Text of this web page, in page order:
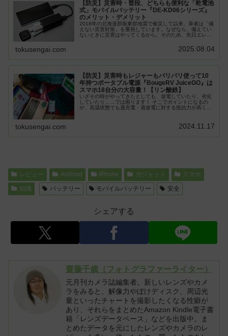
【防災】災害時・普段、どちらも便利な「乾電池
式」モバイルバッテリー『DE-KD06シリーズ』
のメリット・デメリット
2018年の北海道胆振東部地震で被災して以来、筆者は「備
えない災害対策」を重視しています。なぜなら、備えてい
ないときに災害はやってくるから。そのため、先日エレコ
tokusengai.com 2025.08.04
【防災】災害時もレジャーもバリバリ使って10
年持つポータブル電源『BougeRV JuiceGO』は
スマホ18台分の大容量！【リン酸鉄】
いざその時がやってきたとしても、放電していたり、劣化
していたり……では困ります！ そこでポイントになるの
が、高温状態でも過充電・過放電に対する抵抗力が高く、
tokusengai.com 2024.11.17
レビュー Android iPhone ガジェット
スマホ
知識
バッテリー モバイルバッテリー 安全
シェアする
齋藤千歳（フォトグラファーライター）
元月刊カメラ誌編集者。新しいレンズやカメ
ラをみると、解像力やぼけディスク、周辺光
量といったチャートを撮影したくなる性癖が
あり、それらをまとめたAmazon Kindle電子書
籍「レンズデータベース」などを出版中。ま
とめたデータを元にしたレンズやカメラのレ